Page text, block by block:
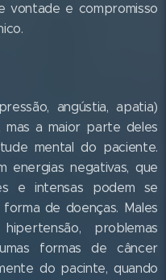
vontade e compromisso
angústia, apatia)
mas a maior parte deles
mental do paciente.
energias negativas, que
e intensas podem se
de doenças. Males
problemas
formas de câncer
do pacinte, quando